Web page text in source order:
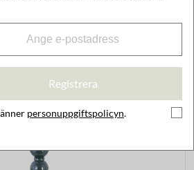
Registrera
personuppgiftspolicyn.